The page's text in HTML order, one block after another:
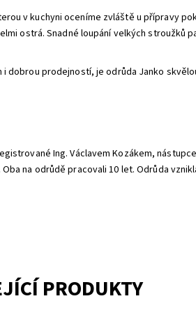
v kuchyni oceníme zvláště u přípravy
ostrá. Snadné loupání velkých stroužků
dobrou prodejností, je odrůda Janko
Ing. Václavem Kozákem,
na odrůdě pracovali 10 let. Odrůda
PRODUKTY